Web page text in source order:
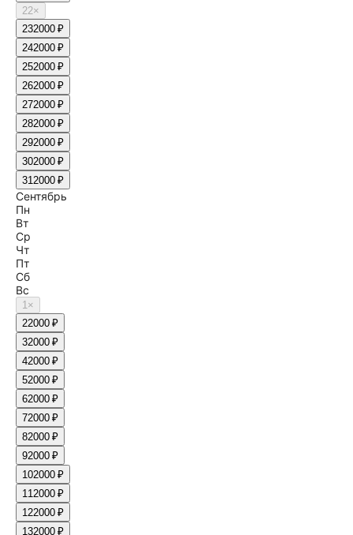
22×
232000 ₽
242000 ₽
252000 ₽
262000 ₽
272000 ₽
282000 ₽
292000 ₽
302000 ₽
312000 ₽
Сентябрь
Пн
Вт
Ср
Чт
Пт
Сб
Вс
1×
22000 ₽
32000 ₽
42000 ₽
52000 ₽
62000 ₽
72000 ₽
82000 ₽
92000 ₽
102000 ₽
112000 ₽
122000 ₽
132000 ₽